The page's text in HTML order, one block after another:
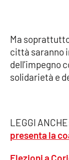
Leggendo
Imprese Di
Ma
città saranno
dell’impegno
solidarietà e
LEGGI
presenta la